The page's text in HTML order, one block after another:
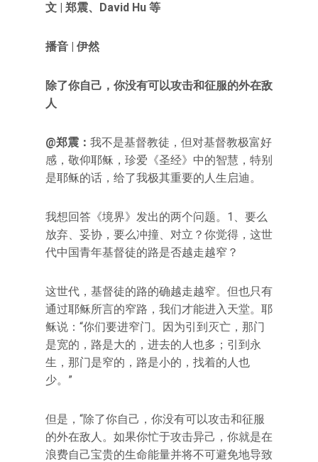
文 | 郑震、David Hu 等
播音 | 伊然
除了你自己，你没有可以攻击和征服的外在敌
人
@郑震： 我不是基督教徒，但对基督教极富好
感，敬仰耶稣，珍爱《圣经》中的智慧，特别
是耶稣的话，给了我极其重要的人生启迪。
我想回答《境界》发出的两个问题。1、要么
放弃、妥协，要么冲撞、对立？你觉得，这世
代中国青年基督徒的路是否越走越窄？
这世代，基督徒的路的确越走越窄。但也只有
通过耶稣所言的窄路，我们才能进入天堂。耶
稣说：“你们要进窄门。因为引到灭亡，那门
是宽的，路是大的，进去的人也多；引到永
生，那门是窄的，路是小的，找着的人也
少。”
但是，“除了你自己，你没有可以攻击和征服
的外在敌人。如果你忙于攻击异己，你就是在
浪费自己宝贵的生命能量并将不可避免地导致